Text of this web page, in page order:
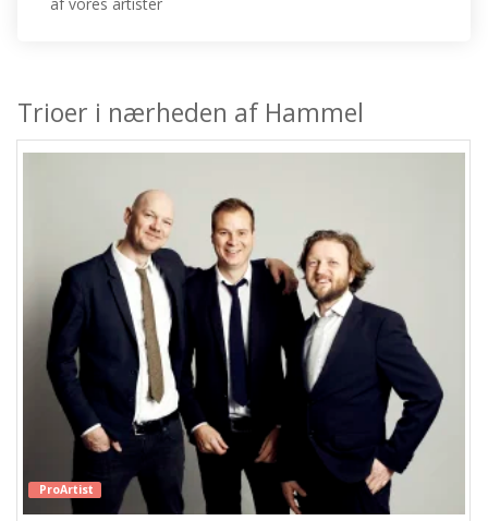
af vores artister
Trioer i nærheden af Hammel
ProArtist